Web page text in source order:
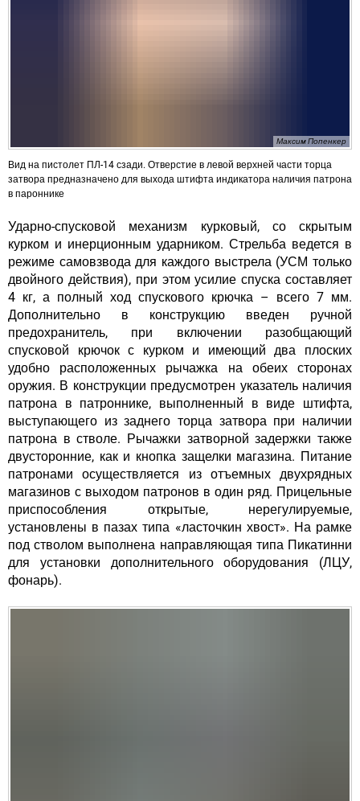
Максим Попенкер
Вид на пистолет ПЛ-14 сзади. Отверстие в левой верхней части торца
затвора предназначено для выхода штифта индикатора наличия патрона
в пароннике
Ударно-спусковой механизм курковый, со скрытым
курком и инерционным ударником. Стрельба ведется в
режиме самовзвода для каждого выстрела (УСМ только
двойного действия), при этом усилие спуска составляет
4 кг, а полный ход спускового крючка – всего 7 мм.
Дополнительно в конструкцию введен ручной
предохранитель, при включении разобщающий
спусковой крючок с курком и имеющий два плоских
удобно расположенных рычажка на обеих сторонах
оружия. В конструкции предусмотрен указатель наличия
патрона в патроннике, выполненный в виде штифта,
выступающего из заднего торца затвора при наличии
патрона в стволе. Рычажки затворной задержки также
двусторонние, как и кнопка защелки магазина. Питание
патронами осуществляется из отъемных двухрядных
магазинов с выходом патронов в один ряд. Прицельные
приспособления открытые, нерегулируемые,
установлены в пазах типа «ласточкин хвост». На рамке
под стволом выполнена направляющая типа Пикатинни
для установки дополнительного оборудования (ЛЦУ,
фонарь).